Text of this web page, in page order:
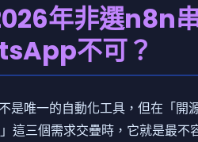
年非選n8n
不可？
是唯一的自動化工具，但在「開
這三個需求交疊時，它就是最不